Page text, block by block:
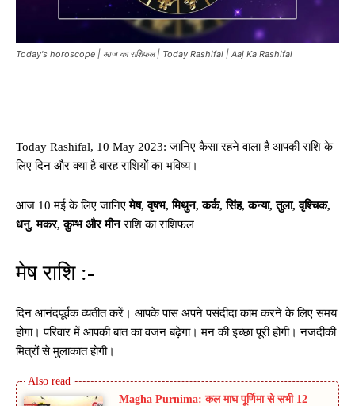
Today's horoscope | आज का राशिफल | Today Rashifal | Aaj Ka Rashifal
Today Rashifal, 10 May 2023: जानिए कैसा रहने वाला है आपकी राशि के
लिए दिन और क्या है बारह राशियों का भविष्य।
आज 10 मई के लिए जानिएमेष, वृषभ, मिथुन, कर्क, सिंह, कन्या, तुला, वृश्चिक,
धनु, मकर, कुम्भ और मीनराशि का राशिफल
मेष राशि :-
दिन आनंदपूर्वक व्यतीत करें। आपके पास अपने पसंदीदा काम करने के लिए समय
होगा। परिवार में आपकी बात का वजन बढ़ेगा। मन की इच्छा पूरी होगी। नजदीकी
मित्रों से मुलाकात होगी।
Magha Purnima: कल माघ पूर्णिमा से सभी 12